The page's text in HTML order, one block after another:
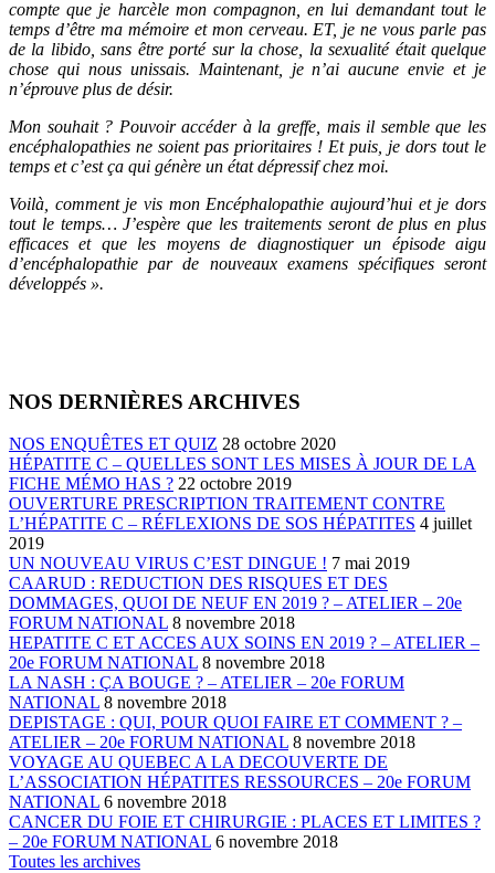
compte que je harcèle mon compagnon, en lui demandant tout le
temps d’être ma mémoire et mon cerveau. ET, je ne vous parle pas
de la libido, sans être porté sur la chose, la sexualité était quelque
chose qui nous unissais. Maintenant, je n’ai aucune envie et je
n’éprouve plus de désir.
Mon souhait ? Pouvoir accéder à la greffe, mais il semble que les
encéphalopathies ne soient pas prioritaires ! Et puis, je dors tout le
temps et c’est ça qui génère un état dépressif chez moi.
Voilà, comment je vis mon Encéphalopathie aujourd’hui et je dors
tout le temps… J’espère que les traitements seront de plus en plus
efficaces et que les moyens de diagnostiquer un épisode aigu
d’encéphalopathie par de nouveaux examens spécifiques seront
développés ».
NOS DERNIÈRES ARCHIVES
NOS ENQUÊTES ET QUIZ 28 octobre 2020
HÉPATITE C – QUELLES SONT LES MISES À JOUR DE LA
FICHE MÉMO HAS ? 22 octobre 2019
OUVERTURE PRESCRIPTION TRAITEMENT CONTRE
L’HÉPATITE C – RÉFLEXIONS DE SOS HÉPATITES 4 juillet
2019
UN NOUVEAU VIRUS C’EST DINGUE ! 7 mai 2019
CAARUD : REDUCTION DES RISQUES ET DES
DOMMAGES, QUOI DE NEUF EN 2019 ? – ATELIER – 20e
FORUM NATIONAL 8 novembre 2018
HEPATITE C ET ACCES AUX SOINS EN 2019 ? – ATELIER –
20e FORUM NATIONAL 8 novembre 2018
LA NASH : ÇA BOUGE ? – ATELIER – 20e FORUM
NATIONAL 8 novembre 2018
DEPISTAGE : QUI, POUR QUOI FAIRE ET COMMENT ? –
ATELIER – 20e FORUM NATIONAL 8 novembre 2018
VOYAGE AU QUEBEC A LA DECOUVERTE DE
L’ASSOCIATION HÉPATITES RESSOURCES – 20e FORUM
NATIONAL 6 novembre 2018
CANCER DU FOIE ET CHIRURGIE : PLACES ET LIMITES ?
– 20e FORUM NATIONAL 6 novembre 2018
Toutes les archives